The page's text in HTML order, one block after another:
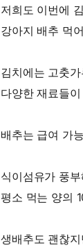
저희도 이번에
강아지 배추 먹
김치에는 고춧
다양한 재료들
배추는 급여 가
식이섬유가 풍
평소 먹는 양의
생배추도 괜찮